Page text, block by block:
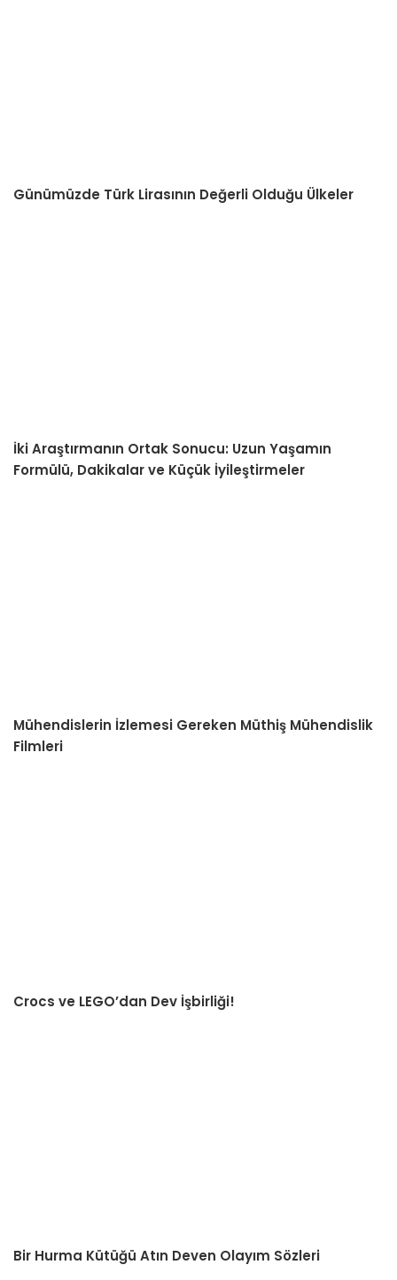
Günümüzde Türk Lirasının Değerli Olduğu Ülkeler
İki Araştırmanın Ortak Sonucu: Uzun Yaşamın
Formülü, Dakikalar ve Küçük İyileştirmeler
Mühendislerin İzlemesi Gereken Müthiş Mühendislik
Filmleri
Crocs ve LEGO’dan Dev İşbirliği!
Bir Hurma Kütüğü Atın Deven Olayım Sözleri